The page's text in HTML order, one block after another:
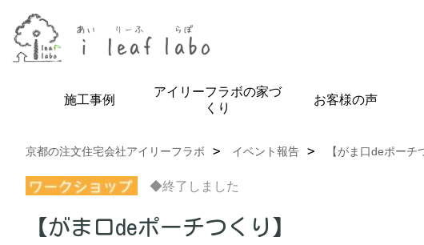
施工事例
アイリーフラボの家づ
くり
お客様の声
京都の注文住宅会社アイリーフラボ イベント報告 【がま口deポーチ
◆終了しました
【がま口deポーチつくり】